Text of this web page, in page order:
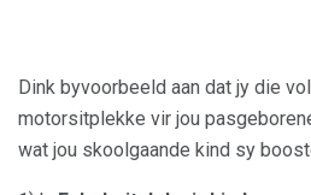
Dink byvoorbeeld aan dat jy die
motorsitplekke vir jou
wat jou skoolgaande kind sy